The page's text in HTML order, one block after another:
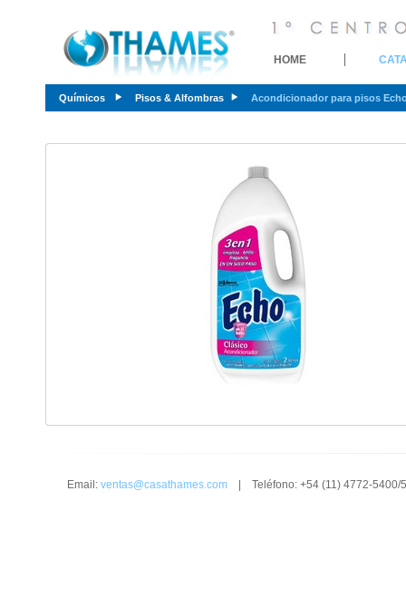
HOME
Químicos Pisos & Alfombras Acondicionador para pisos
Email: ventas@casathames.com| Teléfono: +54 (11) 4772-